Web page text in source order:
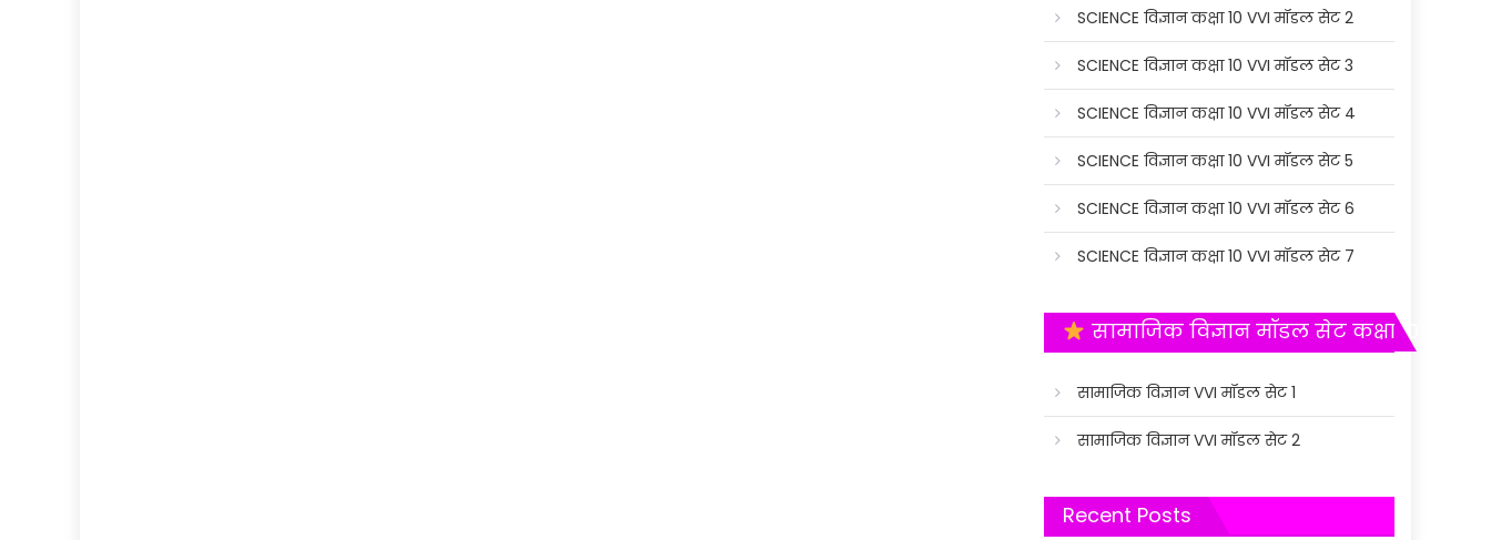
SCIENCE विज्ञान कक्षा 10 VVI मॉडल सेट 2
SCIENCE विज्ञान कक्षा 10 VVI मॉडल सेट 3
SCIENCE विज्ञान कक्षा 10 VVI मॉडल सेट 4
SCIENCE विज्ञान कक्षा 10 VVI मॉडल सेट 5
SCIENCE विज्ञान कक्षा 10 VVI मॉडल सेट 6
SCIENCE विज्ञान कक्षा 10 VVI मॉडल सेट 7
सामाजिक विज्ञान मॉडल सेट कक्षा 10
सामाजिक विज्ञान VVI मॉडल सेट 1
सामाजिक विज्ञान VVI मॉडल सेट 2
Recent Posts